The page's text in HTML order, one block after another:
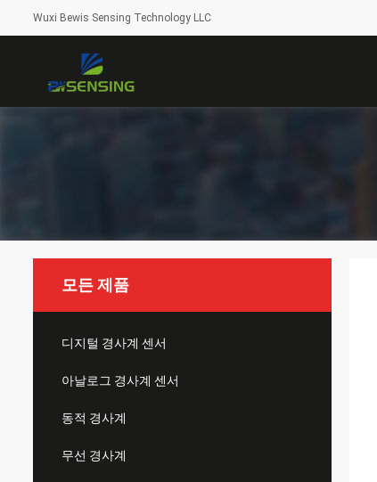
Wuxi Bewis Sensing Technology LLC
모든 제품
디지털 경사계 센서
아날로그 경사계 센서
동적 경사계
무선 경사계